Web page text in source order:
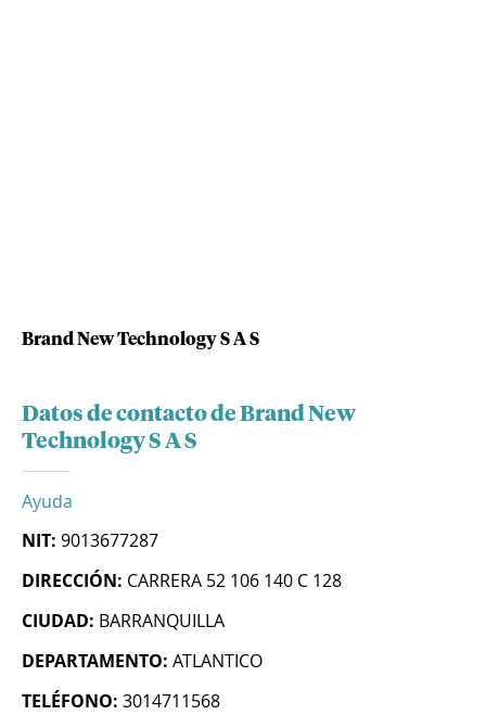
Brand New Technology S A S
Datos de contacto de Brand New
Technology S A S
Ayuda
NIT: 9013677287
DIRECCIÓN: CARRERA 52 106 140 C 128
CIUDAD: BARRANQUILLA
DEPARTAMENTO: ATLANTICO
TELÉFONO: 3014711568